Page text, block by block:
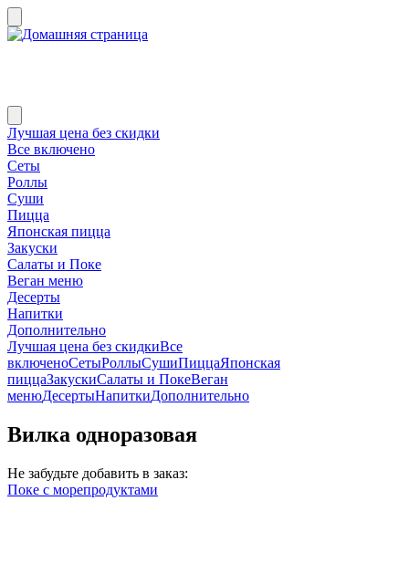
Лучшая цена без скидки
Все включено
Сеты
Роллы
Суши
Пицца
Японская пицца
Закуски
Салаты и Поке
Веган меню
Десерты
Напитки
Дополнительно
Лучшая цена без скидкиВсе
включеноСетыРоллыСушиПиццаЯпонская
пиццаЗакускиСалаты и ПокеВеган
менюДесертыНапиткиДополнительно
Вилка одноразовая
Не забудьте добавить в заказ:
Поке с морепродуктами